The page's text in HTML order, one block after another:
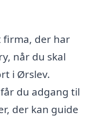
der har
når du skal
i Ørslev.
du adgang til
der kan guide